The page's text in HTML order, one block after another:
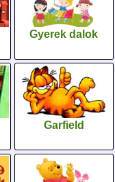
Gyerek dalok
Garfield